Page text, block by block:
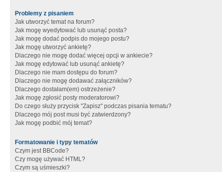
Problemy z pisaniem
Jak utworzyć temat na forum?
Jak mogę wyedytować lub usunąć posta?
Jak mogę dodać podpis do mojego postu?
Jak mogę utworzyć ankietę?
Dlaczego nie mogę dodać więcej opcji w ankiecie?
Jak mogę edytować lub usunąć ankietę?
Dlaczego nie mam dostępu do forum?
Dlaczego nie mogę dodawać załączników?
Dlaczego dostałam(em) ostrzeżenie?
Jak mogę zgłosić posty moderatorowi?
Do czego służy przycisk "Zapisz" podczas pisania tematu?
Dlaczego mój post musi być zatwierdzony?
Jak mogę podbić mój temat?
Formatowanie i typy tematów
Czym jest BBCode?
Czy mogę używać HTML?
Czym są uśmieszki?